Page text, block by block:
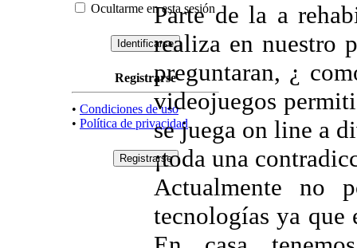
Ocultarme en esta sesión
Registrarse
• Condiciones de uso
• Política de privacidad
Parte de la a
realiza en nuestro
preguntaran, ¿
videojuegos
se juega on line a
¡toda una
Actualmente no
tecnologías ya que